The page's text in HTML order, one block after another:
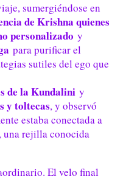
sumergiéndose en
de Krishna quienes
personalizado y
para purificar el
sutiles del ego que
de la Kundalini y
y toltecas, y observó
estaba conectada a
una rejilla conocida
El velo final